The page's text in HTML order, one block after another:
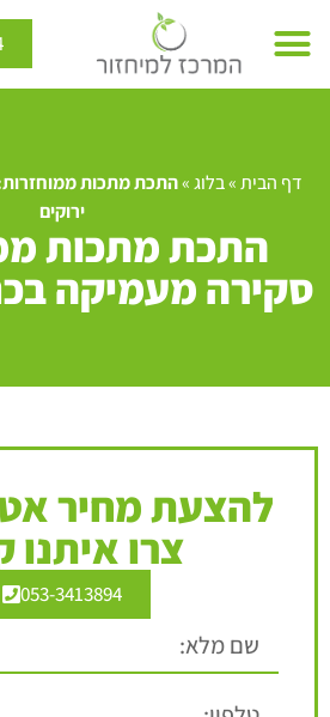
דף הבית»בלוג»התכת מתכות
ירוקים
התכת מתכות
סקירה מעמיקה
להצעת מחיר
צרו
053-3413894